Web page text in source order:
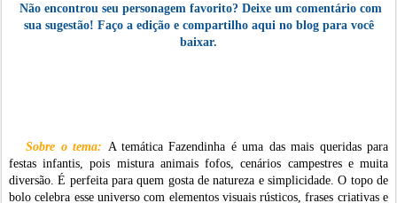
Não encontrou seu personagem favorito? Deixe um comentário com
sua sugestão! Faço a edição e compartilho aqui no blog para você
baixar.
Sobre o tema: A temática Fazendinha é uma das mais queridas para
festas infantis, pois mistura animais fofos, cenários campestres e muita
diversão. É perfeita para quem gosta de natureza e simplicidade. O topo de
bolo celebra esse universo com elementos visuais rústicos, frases criativas e